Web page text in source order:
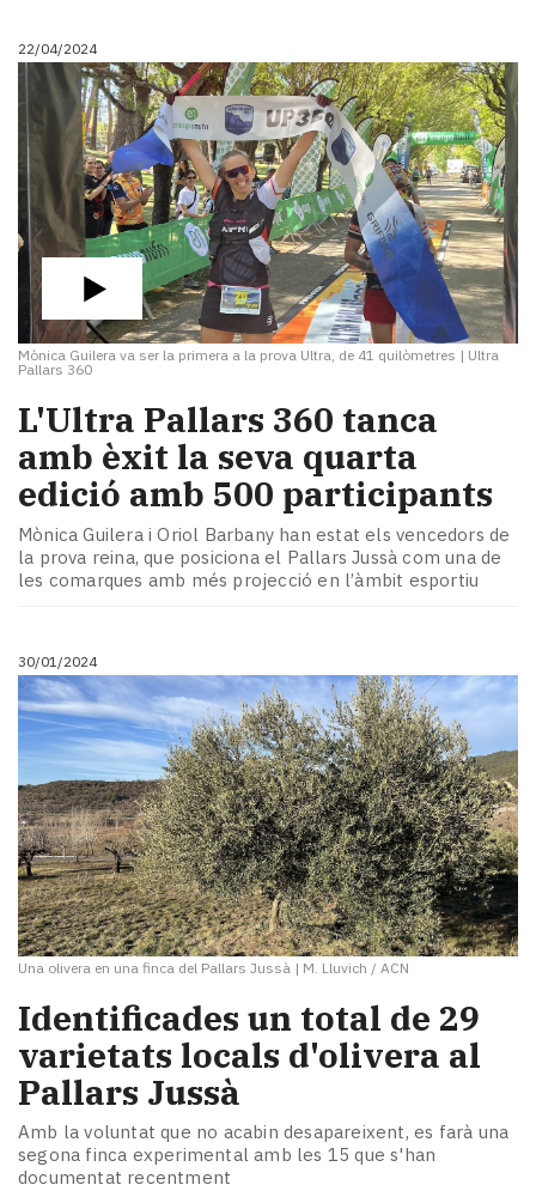
22/04/2024
Mònica Guilera va ser la primera a la prova Ultra, de 41 quilòmetres | Ultra
Pallars 360
L'Ultra Pallars 360 tanca
amb èxit la seva quarta
edició amb 500 participants
Mònica Guilera i Oriol Barbany han estat els vencedors de
la prova reina, que posiciona el Pallars Jussà com una de
les comarques amb més projecció en l’àmbit esportiu
30/01/2024
Una olivera en una finca del Pallars Jussà | M. Lluvich / ACN
Identificades un total de 29
varietats locals d'olivera al
Pallars Jussà
Amb la voluntat que no acabin desapareixent, es farà una
segona finca experimental amb les 15 que s'han
documentat recentment